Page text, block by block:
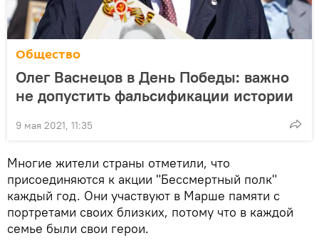
Общество
Олег Васнецов в День Победы: важно
не допустить фальсификации истории
9 мая 2021, 11:35
Многие жители страны отметили, что
присоединяются к акции "Бессмертный полк"
каждый год. Они участвуют в Марше памяти с
портретами своих близких, потому что в каждой
семье были свои герои.